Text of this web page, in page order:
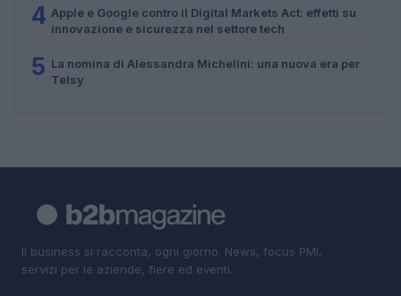
4 Apple e Google contro il Digital Markets Act: effetti su
innovazione e sicurezza nel settore tech
5 La nomina di Alessandra Michelini: una nuova era per
Telsy
Il business si racconta, ogni giorno. News, focus PMI,
servizi per le aziende, fiere ed eventi.